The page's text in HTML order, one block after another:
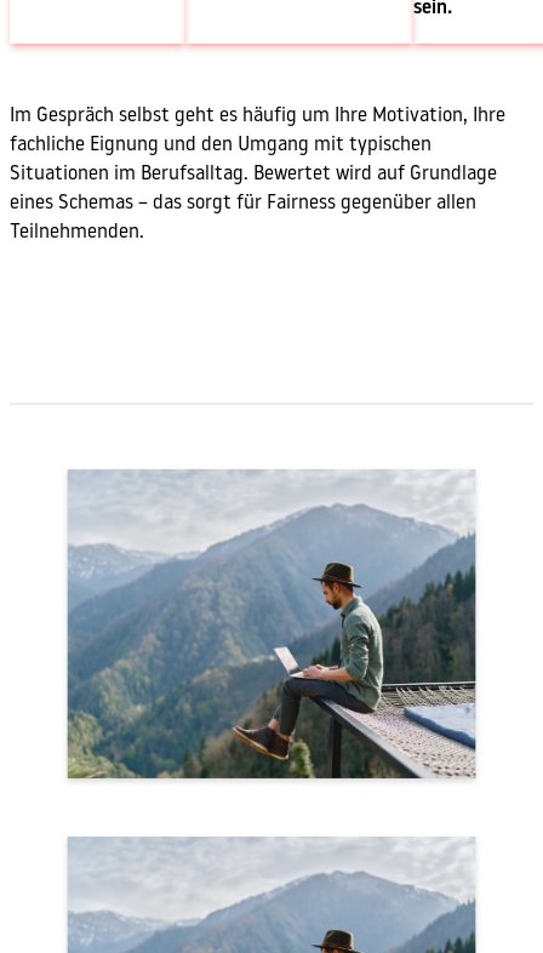
sein.
Im Gespräch selbst geht es häufig um Ihre Motivation, Ihre
fachliche Eignung und den Umgang mit typischen
Situationen im Berufsalltag. Bewertet wird auf Grundlage
eines Schemas – das sorgt für Fairness gegenüber allen
Teilnehmenden.